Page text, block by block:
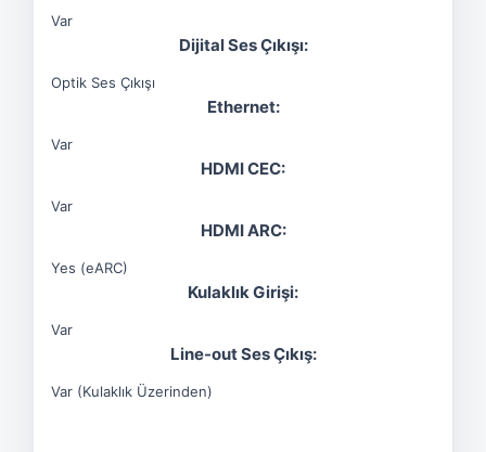
Var
Dijital Ses Çıkışı:
Optik Ses Çıkışı
Ethernet:
Var
HDMI CEC:
Var
HDMI ARC:
Yes (eARC)
Kulaklık Girişi:
Var
Line-out Ses Çıkış:
Var (Kulaklık Üzerinden)